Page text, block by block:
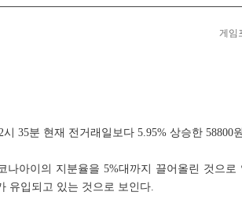
게임
35분 현재 전거래일보다 5.95% 상승한 58800
나아이의 지분율을 5%대까지 끌어올린 것으
유입되고 있는 것으로 보인다.